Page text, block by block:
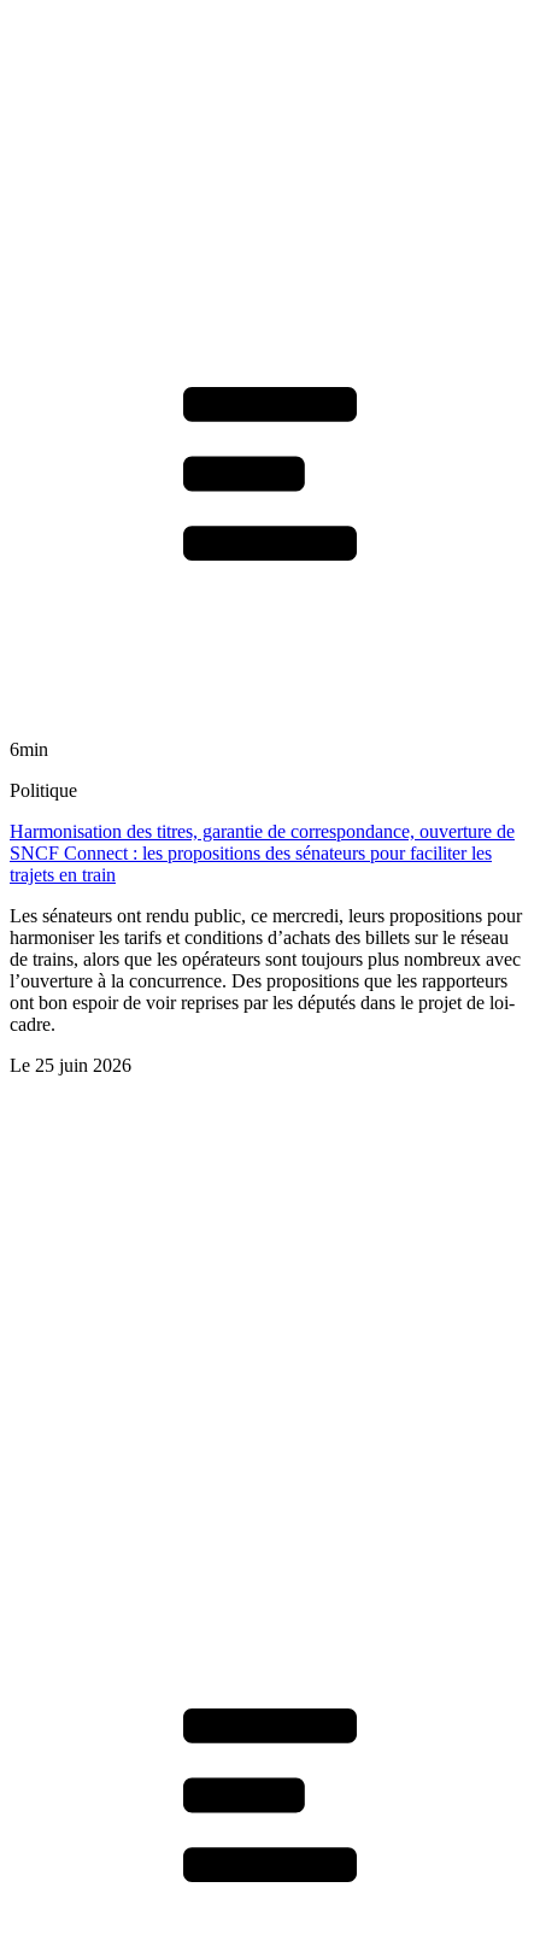
6min
Politique
Harmonisation des titres, garantie de correspondance, ouverture de
SNCF Connect : les propositions des sénateurs pour faciliter les
trajets en train
Les sénateurs ont rendu public, ce mercredi, leurs propositions pour
harmoniser les tarifs et conditions d’achats des billets sur le réseau
de trains, alors que les opérateurs sont toujours plus nombreux avec
l’ouverture à la concurrence. Des propositions que les rapporteurs
ont bon espoir de voir reprises par les députés dans le projet de loi-
cadre.
Le 25 juin 2026